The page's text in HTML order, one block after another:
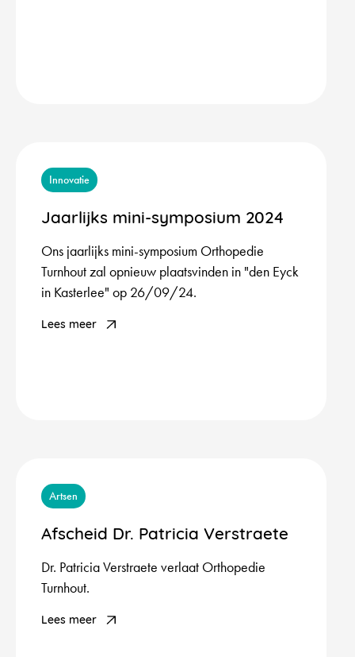
Innovatie
Jaarlijks mini-symposium 2024
Ons jaarlijks mini-symposium Orthopedie
Turnhout zal opnieuw plaatsvinden in "den Eyck
in Kasterlee" op 26/09/24.
Lees meer
Artsen
Afscheid Dr. Patricia Verstraete
Dr. Patricia Verstraete verlaat Orthopedie
Turnhout.
Lees meer